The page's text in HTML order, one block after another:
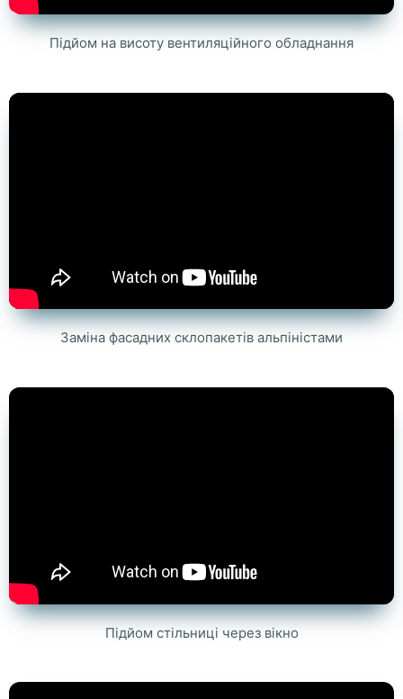
Підйом на висоту вентиляційного обладнання
Заміна фасадних склопакетів альпіністами
Підйом стільниці через вікно